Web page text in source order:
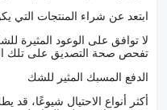
ابتعد عن شراء المنتجات
لا توافق على الوعود
تفحص صحة التصديق على تلك
الدفع المسبك المثير للشك
أكثر أنواع الاحتيال شيوعًا،